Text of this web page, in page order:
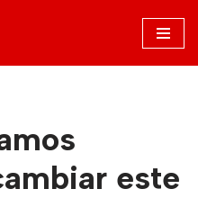
este